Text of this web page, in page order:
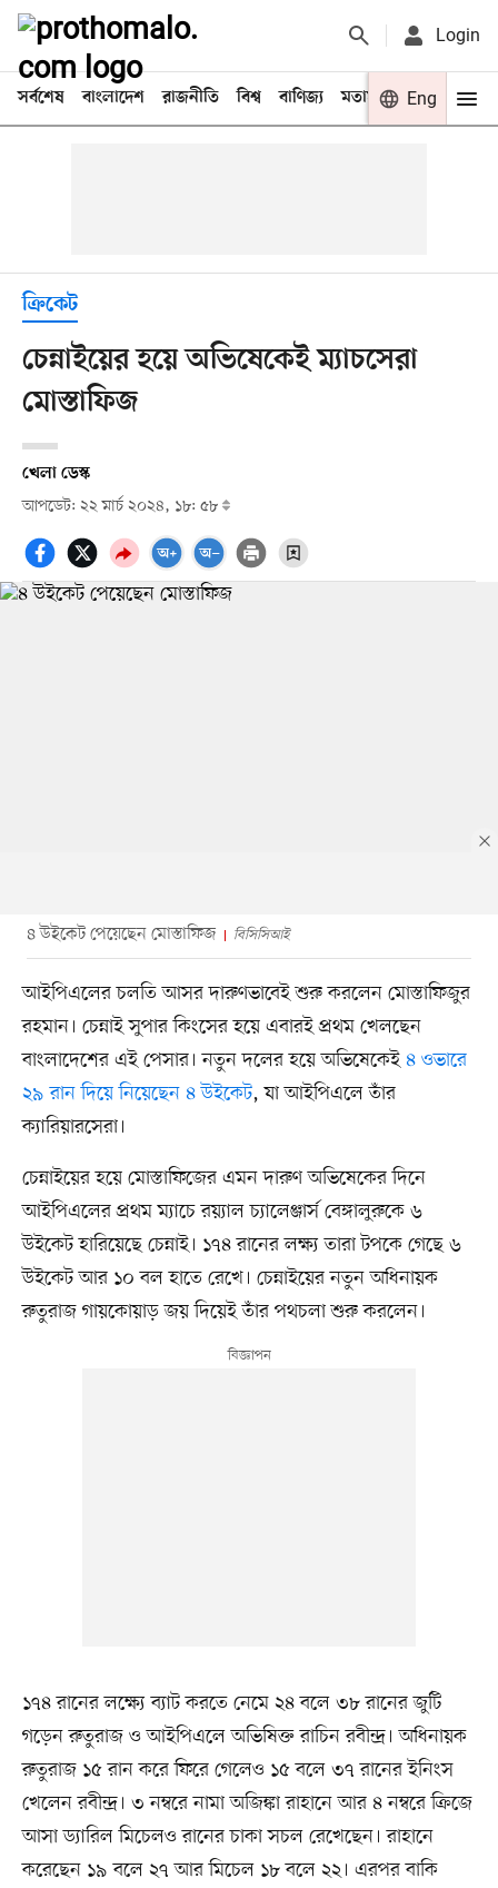
Login
সর্বশেষ বাংলাদেশ রাজনীতি বিশ্ব বাণিজ্য মতামত খেলা
Eng
ক্রিকেট
চেন্নাইয়ের হয়ে অভিষেকেই ম্যাচসেরা
মোস্তাফিজ
খেলা ডেস্ক
আপডেট: ২২ মার্চ ২০২৪, ১৮: ৫৮
৪ উইকেট পেয়েছেন মোস্তাফিজ বিসিসিআই
আইপিএলের চলতি আসর দারুণভাবেই শুরু করলেন মোস্তাফিজুর
রহমান। চেন্নাই সুপার কিংসের হয়ে এবারই প্রথম খেলছেন
বাংলাদেশের এই পেসার। নতুন দলের হয়ে অভিষেকেই ৪ ওভারে
২৯ রান দিয়ে নিয়েছেন ৪ উইকেট, যা আইপিএলে তাঁর
ক্যারিয়ারসেরা।
চেন্নাইয়ের হয়ে মোস্তাফিজের এমন দারুণ অভিষেকের দিনে
আইপিএলের প্রথম ম্যাচে রয়্যাল চ্যালেঞ্জার্স বেঙ্গালুরুকে ৬
উইকেট হারিয়েছে চেন্নাই। ১৭৪ রানের লক্ষ্য তারা টপকে গেছে ৬
উইকেট আর ১০ বল হাতে রেখে। চেন্নাইয়ের নতুন অধিনায়ক
রুতুরাজ গায়কোয়াড় জয় দিয়েই তাঁর পথচলা শুরু করলেন।
১৭৪ রানের লক্ষ্যে ব্যাট করতে নেমে ২৪ বলে ৩৮ রানের জুটি
গড়েন রুতুরাজ ও আইপিএলে অভিষিক্ত রাচিন রবীন্দ্র। অধিনায়ক
রুতুরাজ ১৫ রান করে ফিরে গেলেও ১৫ বলে ৩৭ রানের ইনিংস
খেলেন রবীন্দ্র। ৩ নম্বরে নামা অজিঙ্কা রাহানে আর ৪ নম্বরে ক্রিজে
আসা ড্যারিল মিচেলও রানের চাকা সচল রেখেছেন। রাহানে
করেছেন ১৯ বলে ২৭ আর মিচেল ১৮ বলে ২২। এরপর বাকি